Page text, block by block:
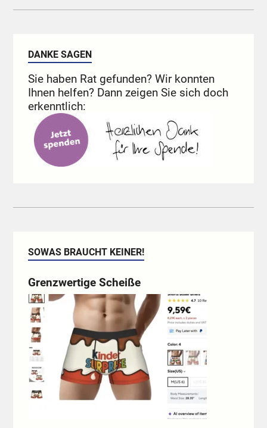
DANKE SAGEN
Sie haben Rat gefunden? Wir konnten
Ihnen helfen? Dann zeigen Sie sich doch
erkenntlich:
SOWAS BRAUCHT KEINER!
Grenzwertige Scheiße